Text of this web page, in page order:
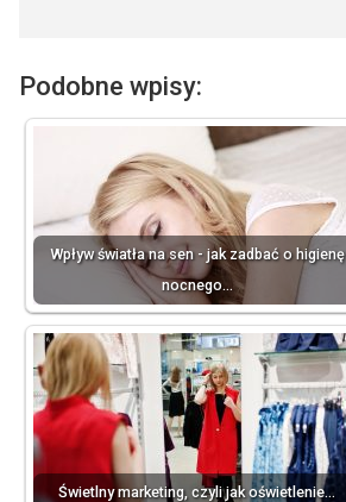
Podobne wpisy:
Wpływ światła na sen - jak zadbać o higienę
nocnego…
Świetlny marketing, czyli jak oświetlenie…